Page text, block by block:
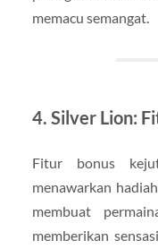
memacu semangat.
4. Silver Lion:
Fitur bonus
menawarkan
membuat
memberikan